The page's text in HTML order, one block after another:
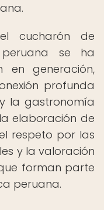
cucharón de
se ha
en generación,
profunda
la gastronomía
elaboración de
respeto por las
y la valoración
forman parte
peruana.